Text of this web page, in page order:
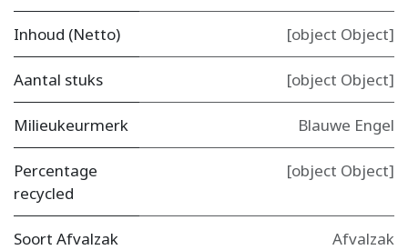
Inhoud (Netto) [object Object]
Aantal stuks [object Object]
Milieukeurmerk Blauwe Engel
Percentage
recycled
[object Object]
Soort Afvalzak Afvalzak